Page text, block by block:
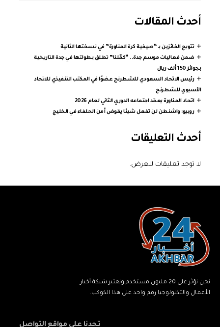
أحدث المقالات
تتويج الفائزين بـ “صيفية كرة المناورة” في نسختها الثانية
ضمن فعاليات موسم جدة.. “كمّلنا” تطلق بطولتها في جدة التاريخية
بجوائز 150 ألف ريال
رئيس الاتحاد السعودي للشطرنج عضوًا في المكتب التنفيذي للاتحاد
الآسيوي للشطرنج
اتحاد المناورة يعقد اجتماعه الدوري الثاني لعام 2026
روبيو: واشنطن لن تفعل شيئا يقوض أمن الحلفاء في الخليج
أحدث التعليقات
لا توجد تعليقات للعرض.
نحن نؤثر على 20 مليون مستخدم ونعتبر شبكة أخبار
الأعمال والتكنولوجيا رقم واحد على هذا الكوكب.
تجدنا على مواقع التواصل